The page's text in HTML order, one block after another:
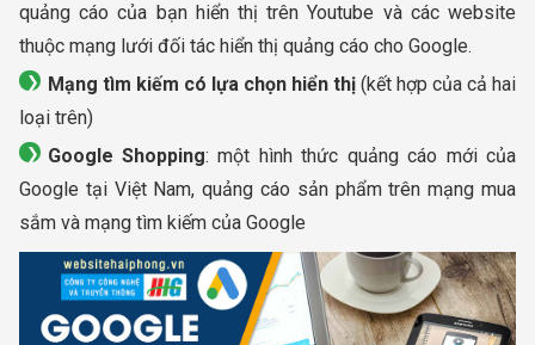
quảng cáo của bạn hiển thị trên Youtube và các website
thuộc mạng lưới đối tác hiển thị quảng cáo cho Google.
Mạng tìm kiếm có lựa chọn hiển thị(kết hợp của cả hai
loại trên)
Google Shopping: một hình thức quảng cáo mới của
Google tại Việt Nam, quảng cáo sản phẩm trên mạng mua
sắm và mạng tìm kiếm của Google